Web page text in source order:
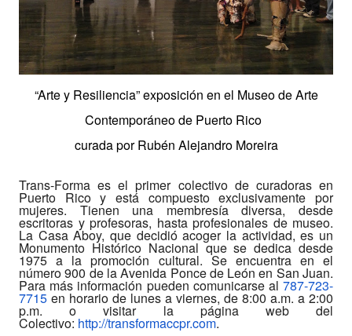
“Arte y Resiliencia” exposición en el Museo de Arte
Contemporáneo de Puerto Rico
curada por Rubén Alejandro Moreira
Trans-Forma es el primer colectivo de curadoras en
Puerto Rico y está compuesto exclusivamente por
mujeres. Tienen una membresía diversa, desde
escritoras y profesoras, hasta profesionales de museo.
La Casa Aboy, que decidió acoger la actividad, es un
Monumento Histórico Nacional que se dedica desde
1975 a la promoción cultural. Se encuentra en el
número 900 de la Avenida Ponce de León en San Juan.
Para más información pueden comunicarse al 787-723-
7715 en horario de lunes a viernes, de 8:00 a.m. a 2:00
p.m. o visitar la página web del
Colectivo: http://transformaccpr.com.